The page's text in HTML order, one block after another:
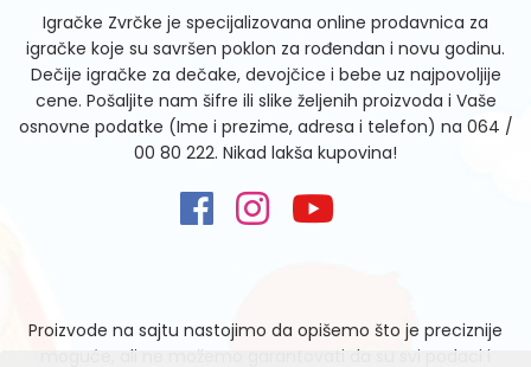
Igračke Zvrčke je specijalizovana online prodavnica za
igračke koje su savršen poklon za rođendan i novu godinu.
Dečije igračke za dečake, devojčice i bebe uz najpovoljije
cene. Pošaljite nam šifre ili slike željenih proizvoda i Vaše
osnovne podatke (Ime i prezime, adresa i telefon) na 064 /
00 80 222. Nikad lakša kupovina!
Proizvode na sajtu nastojimo da opišemo što je preciznije
moguće, ali ne možemo garantovati da su svi podaci i